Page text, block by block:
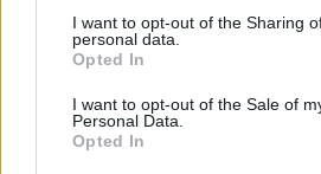
I want to opt-out of the Sharing
personal data.
Opted In
I want to opt-out of the Sale of
Personal Data.
Opted In
PNCR (Terheș)
Partidul Patrioților (Surugiu)
România pe Primul Loc (Ponta)
Altul